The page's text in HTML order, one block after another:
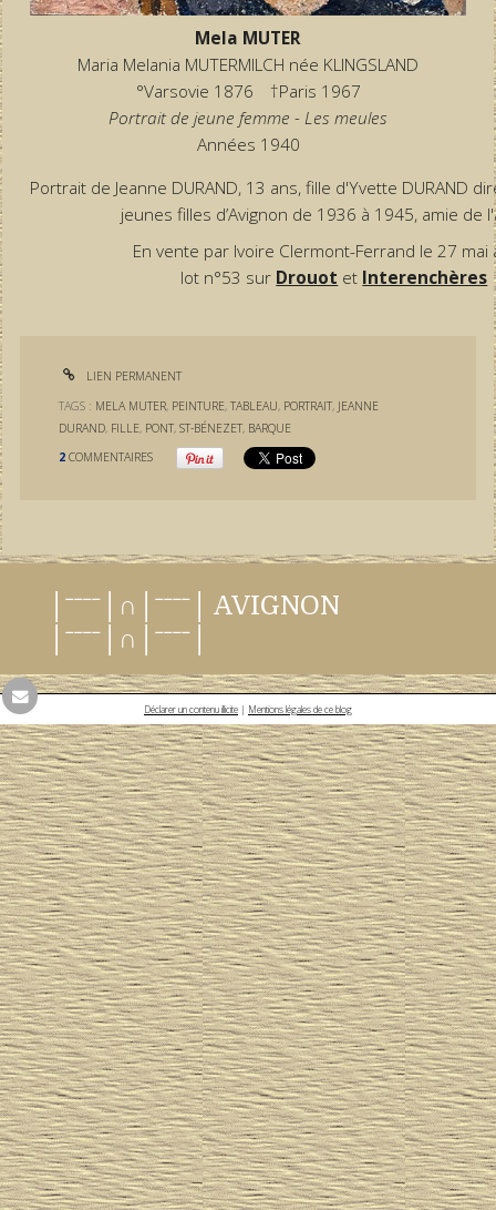
Mela MUTER
Maria Melania MUTERMILCH née KLINGSLAND
°Varsovie 1876 †Paris 1967
Portrait de jeune femme - Les meules
Années 1940
Portrait de Jeanne DURAND, 13 ans, fille d'Yvette DURAND
jeunes filles d’Avignon de 1936 à 1945, amie de
En vente par Ivoire Clermont-Ferrand le 27 mai
lot n°53 sur Drouot et Interenchères
LIEN PERMANENT
TAGS : MELA MUTER, PEINTURE,TABLEAU, PORTRAIT, JEANNE
DURAND, FILLE, PONT,ST-BÉNEZET, BARQUE
2 COMMENTAIRES
│ˉˉˉˉ│∩│ˉˉˉˉ│ AVIGNON
│ˉˉˉˉ│∩│ˉˉˉˉ│
Déclarer un contenu illicite | Mentions légales de ce blog